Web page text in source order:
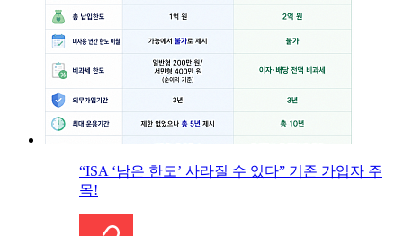
“ISA ‘남은 한도’ 사라질 수 있다” 기존 가입자 주
목!